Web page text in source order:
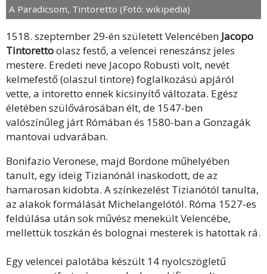
A Paradicsom, Tintoretto (Fotó: wikipedia)
1518. szeptember 29-én született Velencében Jacopo
Tintorettoolasz festő, a velencei reneszánsz jeles
mestere. Eredeti neve Jacopo Robusti volt, nevét
kelmefestő (olaszul tintore) foglalkozású apjáról
vette, a intoretto ennek kicsinyítő változata. Egész
életében szülővárosában élt, de 1547-ben
valószínűleg járt Rómában és 1580-ban a Gonzagák
mantovai udvarában.
Bonifazio Veronese, majd Bordone műhelyében
tanult, egy ideig Tizianónál inaskodott, de az
hamarosan kidobta. A színkezelést Tizianótól tanulta,
az alakok formálását Michelangelótól. Róma 1527-es
feldúlása után sok művész menekült Velencébe,
mellettük toszkán és bolognai mesterek is hatottak rá.
Egy velencei palotába készült 14 nyolcszögletű